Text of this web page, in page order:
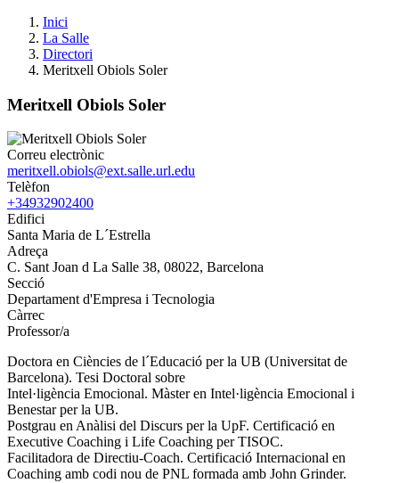
Inici
La Salle
Directori
Meritxell Obiols Soler
Meritxell Obiols Soler
Correu electrònic
meritxell.obiols@ext.salle.url.edu
Telèfon
+34932902400
Edifici
Santa Maria de L´Estrella
Adreça
C. Sant Joan d La Salle 38, 08022, Barcelona
Secció
Departament d'Empresa i Tecnologia
Càrrec
Professor/a
Doctora en Ciències de l´Educació per la UB (Universitat de
Barcelona). Tesi Doctoral sobre
Intel·ligència Emocional. Màster en Intel·ligència Emocional i
Benestar per la UB.
Postgrau en Anàlisi del Discurs per la UpF. Certificació en
Executive Coaching i Life Coaching per TISOC.
Facilitadora de Directiu-Coach. Certificació Internacional en
Coaching amb codi nou de PNL formada amb John Grinder.